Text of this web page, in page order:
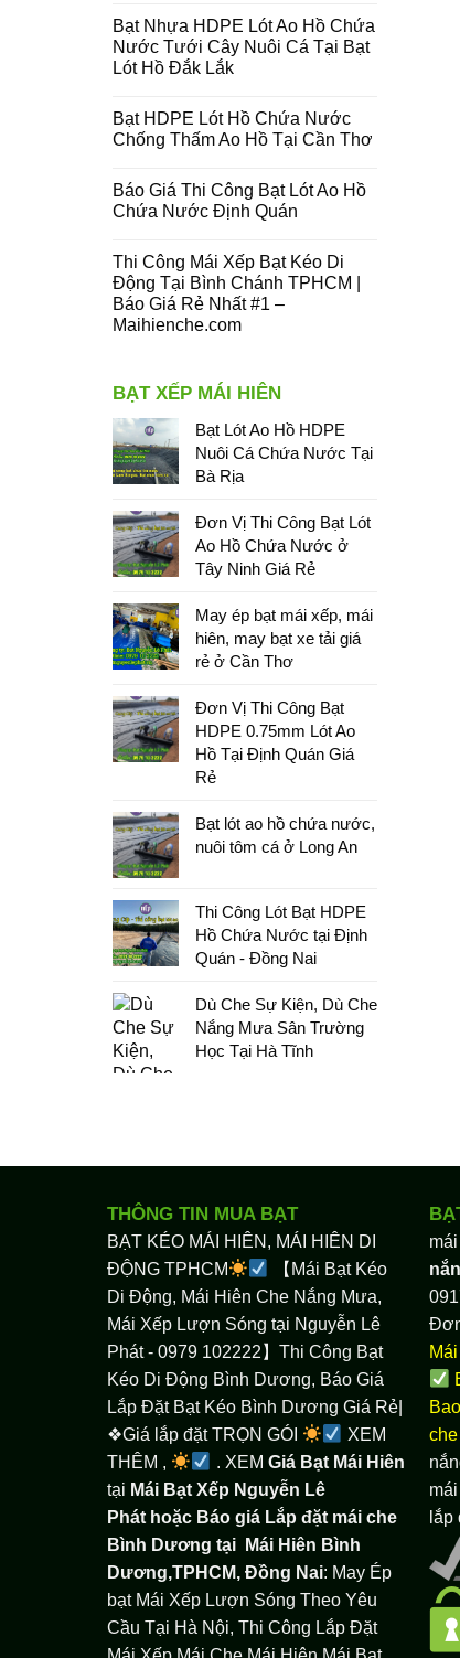
Bạt Nhựa HDPE Lót Ao Hồ Chứa
Nước Tưới Cây Nuôi Cá Tại Bạt
Lót Hồ Đắk Lắk
Bạt HDPE Lót Hồ Chứa Nước
Chống Thấm Ao Hồ Tại Cần Thơ
Báo Giá Thi Công Bạt Lót Ao Hồ
Chứa Nước Định Quán
Thi Công Mái Xếp Bạt Kéo Di
Động Tại Bình Chánh TPHCM |
Báo Giá Rẻ Nhất #1 –
Maihienche.com
BẠT XẾP MÁI HIÊN
Bạt Lót Ao Hồ HDPE
Nuôi Cá Chứa Nước Tại
Bà Rịa
Đơn Vị Thi Công Bạt Lót
Ao Hồ Chứa Nước ở
Tây Ninh Giá Rẻ
May ép bạt mái xếp, mái
hiên, may bạt xe tải giá
rẻ ở Cần Thơ
Đơn Vị Thi Công Bạt
HDPE 0.75mm Lót Ao
Hồ Tại Định Quán Giá
Rẻ
Bạt lót ao hồ chứa nước,
nuôi tôm cá ở Long An
Thi Công Lót Bạt HDPE
Hồ Chứa Nước tại Định
Quán - Đồng Nai
Dù Che Sự Kiện, Dù Che
Nắng Mưa Sân Trường
Học Tại Hà Tĩnh
THÔNG TIN MUA BẠT
BẠT KÉO MÁI HIÊN, MÁI HIÊN DI
ĐỘNG TPHCM
【Mái Bạt Kéo
Di Động, Mái Hiên Che Nắng Mưa,
Mái Xếp Lượn Sóng tại Nguyễn Lê
Phát - 0979 102222】Thi Công Bạt
Kéo Di Động Bình Dương, Báo Giá
Lắp Đặt Bạt Kéo Bình Dương Giá Rẻ|
❖Giá lắp đặt TRỌN GÓI
XEM
THÊM ,
. XEM Giá Bạt Mái Hiên
tại Mái Bạt Xếp Nguyễn Lê
Phát hoặc Báo giá Lắp đặt mái che
Bình Dương tại Mái Hiên Bình
Dương,TPHCM, Đồng Nai: May Ép
bạt Mái Xếp Lượn Sóng Theo Yêu
Cầu Tại Hà Nội, Thi Công Lắp Đặt
lắp